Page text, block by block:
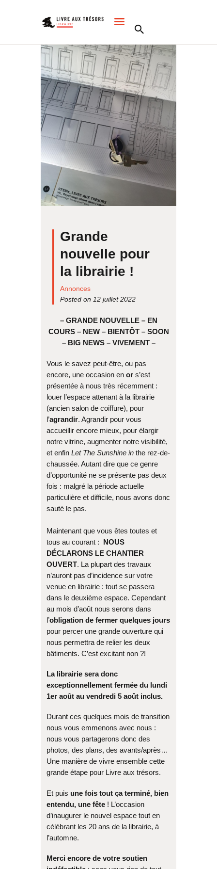
ACCUEIL
NOS LECTURES
AGENDA
COMMANDES
LA LIBRAIRIE
Grande
nouvelle pour
la librairie !
Annonces
Posted on 12 juillet 2022
– GRANDE NOUVELLE – EN
COURS – NEW – BIENTÔT – SOON
– BIG NEWS – VIVEMENT –
Vous le savez peut-être, ou pas
encore, une occasion en ors’est
présentée à nous très récemment :
louer l’espace attenant à la librairie
(ancien salon de coiffure), pour
l’agrandir. Agrandir pour vous
accueillir encore mieux, pour élargir
notre vitrine, augmenter notre visibilité,
et enfin Let The Sunshine inthe rez-de-
chaussée. Autant dire que ce genre
d’opportunité ne se présente pas deux
fois : malgré la période actuelle
particulière et difficile, nous avons donc
sauté le pas.
Maintenant que vous êtes toutes et
tous au courant :
NOUS
DÉCLARONS LE CHANTIER
OUVERT. La plupart des travaux
n’auront pas d’incidence sur votre
venue en librairie : tout se passera
dans le deuxième espace. Cependant
au mois d’août nous serons dans
l’obligation de fermer quelques jours
pour percer une grande ouverture qui
nous permettra de relier les deux
bâtiments. C’est excitant non ?!
La librairie sera donc
exceptionnellement fermée du lundi
1er août au vendredi 5 août inclus.
Durant ces quelques mois de transition
nous vous emmenons avec nous :
nous vous partagerons donc des
photos, des plans, des avants/après…
Une manière de vivre ensemble cette
grande étape pour Livre aux trésors.
Et puis une fois tout ça terminé, bien
entendu, une fête! L’occasion
d’inaugurer le nouvel espace tout en
célébrant les 20 ans de la librairie, à
l’automne.
Merci encore de votre soutien